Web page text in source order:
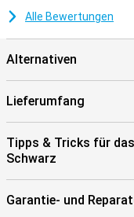
Alle Bewertungen
Alternativen
Lieferumfang
Tipps & Tricks für
Schwarz
Garantie- und